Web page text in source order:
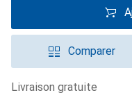
Comparer
livraison gratuite